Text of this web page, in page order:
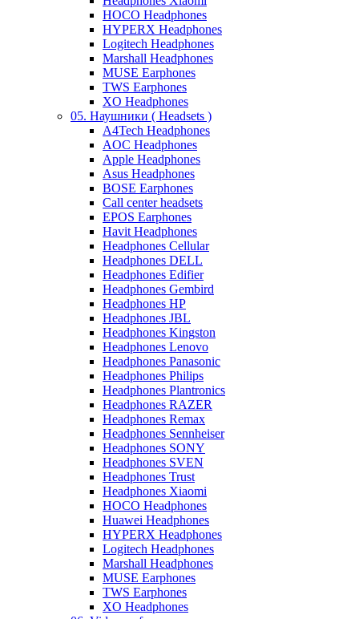
HOCO Headphones
HYPERX Headphones
Logitech Headphones
Marshall Headphones
MUSE Earphones
TWS Earphones
XO Headphones
05. Наушники ( Headsets )
A4Tech Headphones
AOC Headphones
Apple Headphones
Asus Headphones
BOSE Earphones
Call center headsets
EPOS Earphones
Havit Headphones
Headphones Cellular
Headphones DELL
Headphones Edifier
Headphones Gembird
Headphones HP
Headphones JBL
Headphones Kingston
Headphones Lenovo
Headphones Panasonic
Headphones Philips
Headphones Plantronics
Headphones RAZER
Headphones Remax
Headphones Sennheiser
Headphones SONY
Headphones SVEN
Headphones Trust
Headphones Xiaomi
HOCO Headphones
Huawei Headphones
HYPERX Headphones
Logitech Headphones
Marshall Headphones
MUSE Earphones
TWS Earphones
XO Headphones